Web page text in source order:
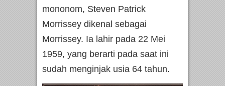
mononom, Steven Patrick
Morrissey dikenal sebagai
Morrissey. Ia lahir pada 22 Mei
1959, yang berarti pada saat ini
sudah menginjak usia 64 tahun.